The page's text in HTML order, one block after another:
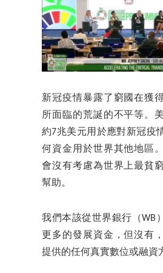
新冠疫情暴露了窮國在獲
所面臨的荒誕的不平等。
約7兆美元用於應對新冠疫
何資金用於世界其他地區
會沒有考慮為世界上最貧
幫助。
我們本該從世界銀行（WB
更多的發展資金，但沒有
提供的任何真實數位或融資